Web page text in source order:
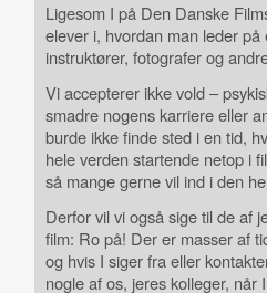
Ligesom I på Den Danske
elever i, hvordan man leder
instruktører, fotografer og
Vi accepterer ikke vold –
smadre nogens karriere eller
burde ikke finde sted i en tid,
hele verden startende netop i
så mange gerne vil ind i den
Derfor vil vi også sige til de af
film: Ro på! Der er masser af
og hvis I siger fra eller
nogle af os, jeres kolleger,